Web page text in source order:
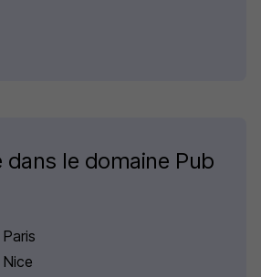
dans le domaine Pub